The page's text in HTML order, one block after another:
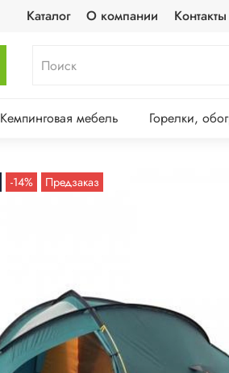
Каталог О компании Контакты
Кемпинговая мебель Горелки,
-14% Предзаказ